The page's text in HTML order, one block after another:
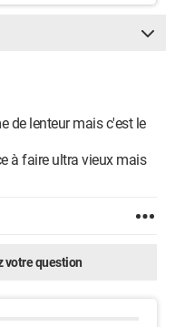
de lenteur mais c'est le
à faire ultra vieux mais
votre question